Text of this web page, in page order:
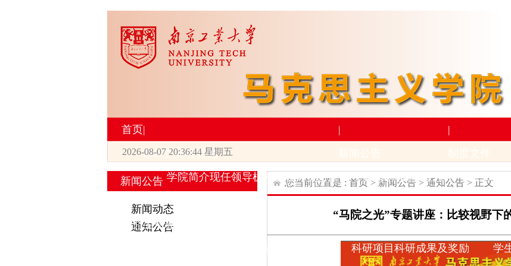
首页|
2026世界杯官网
学院简介现任领导机构设置师资力量
|
新闻动态 通知公告
|
上级文件
研究生培养
学生活动
科研项目 科研成果及奖励
学
2026-08-07 20:36:44 星期五
新闻公告
新闻动态
通知公告
您当前位置是 : 首页> 新闻公告> 通知公告> 正文
“马院之光”专题讲座：比较视野下